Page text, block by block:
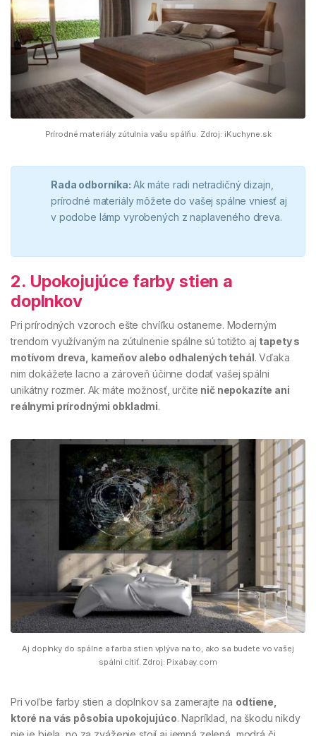
Prírodné materiály zútulnia vašu spálňu. Zdroj: iKuchyne.sk
Rada odborníka: Ak máte radi netradičný dizajn,
prírodné materiály môžete do vašej spálne vniesť aj
v podobe lámp vyrobených z naplaveného dreva.
2. Upokojujúce farby stien a
doplnkov
Pri prírodných vzoroch ešte chvíľku ostaneme. Moderným
trendom využívaným na zútulnenie spálne sú totižto aj tapety s
motívom dreva, kameňov alebo odhalených tehál. Vďaka
nim dokážete lacno a zároveň účinne dodať vašej spálni
unikátny rozmer. Ak máte možnosť, určite nič nepokazíte ani
reálnymi prírodnými obkladmi.
Aj doplnky do spálne a farba stien vplýva na to, ako sa budete vo vašej
spálni cítiť. Zdroj: Pixabay.com
Pri voľbe farby stien a doplnkov sa zamerajte na odtiene,
ktoré na vás pôsobia upokojujúco. Napríklad, na škodu nikdy